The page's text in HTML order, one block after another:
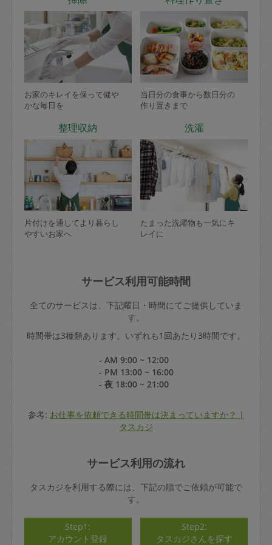
お家のキレイを保って健や
かな毎日を
当日分の食事から数日分の
作り置きまで
整理収納
片付けを通してより暮らし
やすいお家へ
洗濯
たまった洗濯物も一気にキ
レイに
サービス利用可能時間
全てのサービスは、下記曜日・時間にてご提供していま
す。
時間帯は3種類あります。いずれも1回あたり3時間です。
- AM 9:00 ~ 12:00
- PM 13:00 ~ 16:00
- 夜 18:00 ~ 21:00
参考: お仕事を依頼できる時間帯は決まっていますか？ |
タスカジ
サービス利用の流れ
タスカジを利用する際には、下記の順でご依頼が可能で
す。
Step1:
アカウント登録
Step2:
タスカジさんを探す